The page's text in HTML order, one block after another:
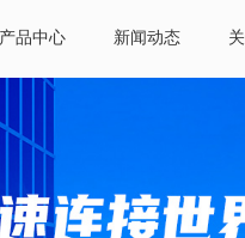
产品中心 新闻动态